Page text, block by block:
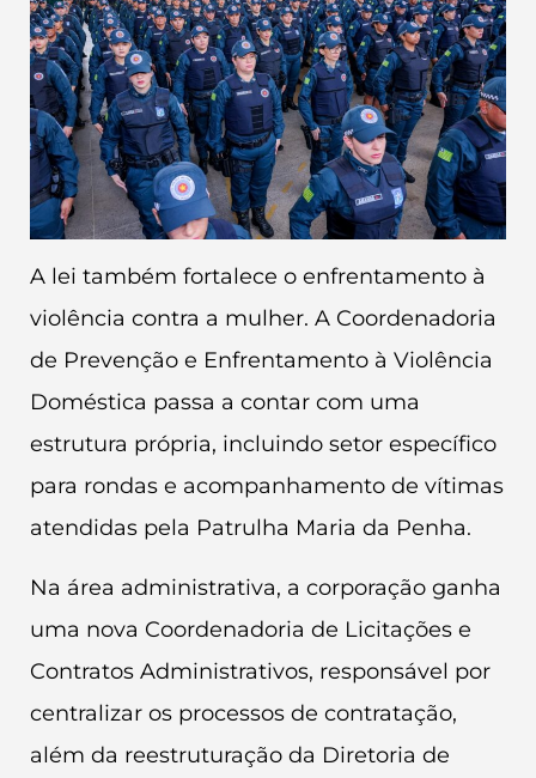
A lei também fortalece o enfrentamento à
violência contra a mulher. A Coordenadoria
de Prevenção e Enfrentamento à Violência
Doméstica passa a contar com uma
estrutura própria, incluindo setor específico
para rondas e acompanhamento de vítimas
atendidas pela Patrulha Maria da Penha.
Na área administrativa, a corporação ganha
uma nova Coordenadoria de Licitações e
Contratos Administrativos, responsável por
centralizar os processos de contratação,
além da reestruturação da Diretoria de